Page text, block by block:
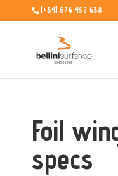
[+34] 676 452 638
Foil
specs